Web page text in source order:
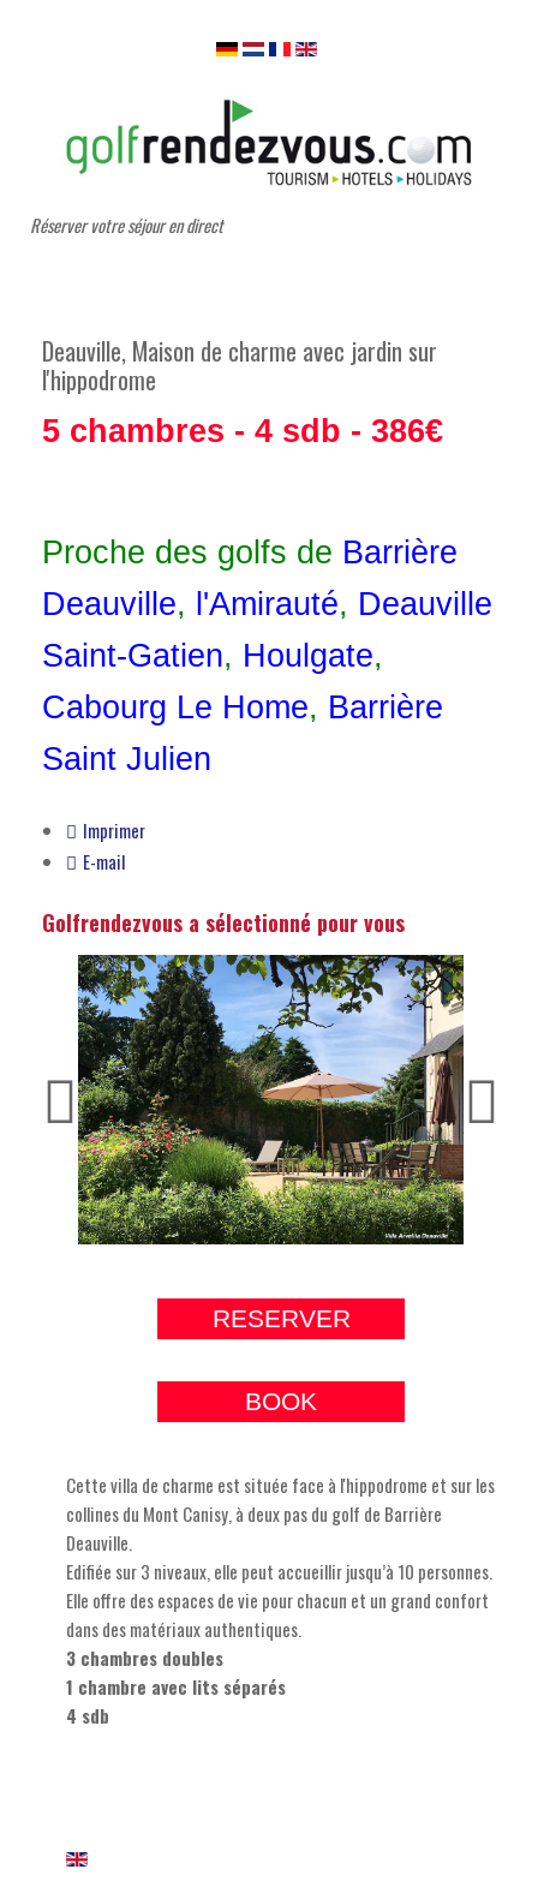
Réserver votre séjour en direct
Deauville, Maison de charme avec jardin sur
l'hippodrome
5 chambres - 4 sdb - 386€
Proche des golfs de Barrière
Deauville, 'Amirauté, Deauville
Saint-Gatien, Houlgate,
Cabourg Le Home, Barrière
Saint Julien
Imprimer
E-mail
Golfrendezvous a sélectionné pour vous
RESERVER
BOOK
Cette villa de charme est située face à l'hippodrome et sur les
collines du Mont Canisy, à deux pas du golf de Barrière
Deauville.
Edifiée sur 3 niveaux, elle peut accueillir jusqu’à 10 personnes.
Elle offre des espaces de vie pour chacun et un grand confort
dans des matériaux authentiques.
3 chambres doubles
1 chambre avec lits séparés
4 sdb